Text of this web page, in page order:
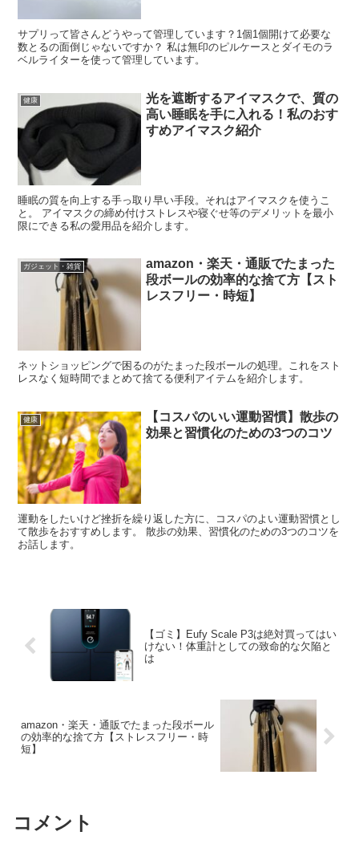
サプリって皆さんどうやって管理しています？1個1個開けて必要な
数とるの面倒じゃないですか？ 私は無印のピルケースとダイモのラ
ベルライターを使って管理しています。
健康
光を遮断するアイマスクで、質の
高い睡眠を手に入れる！私のおす
すめアイマスク紹介
睡眠の質を向上する手っ取り早い手段。それはアイマスクを使うこ
と。 アイマスクの締め付けストレスや寝ぐせ等のデメリットを最小
限にできる私の愛用品を紹介します。
ガジェット・雑貨
amazon・楽天・通販でたまった
段ボールの効率的な捨て方【スト
レスフリー・時短】
ネットショッピングで困るのがたまった段ボールの処理。これをスト
レスなく短時間でまとめて捨てる便利アイテムを紹介します。
健康
【コスパのいい運動習慣】散歩の
効果と習慣化のための3つのコツ
運動をしたいけど挫折を繰り返した方に、コスパのよい運動習慣とし
て散歩をおすすめします。 散歩の効果、習慣化のための3つのコツを
お話します。
【ゴミ】Eufy Scale P3は絶対買ってはい
けない！体重計としての致命的な欠陥と
は
amazon・楽天・通販でたまった段ボール
の効率的な捨て方【ストレスフリー・時
短】
コメント